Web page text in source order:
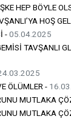
HEP BÖYLE
HOŞ
-05.04.2025
TAVŞANLI
ÖLÜMLER -
MUTLAKA
MUTLAKA